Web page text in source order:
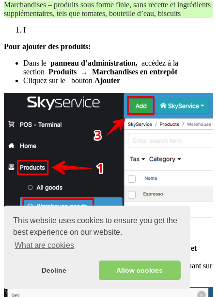
This website uses cookies to ensure you get the
best experience on our website.
What are cookies
Decline Allow cookies
Marchandises – produits sous forme finie, sans recette et ingrédients
supplémentaires, tels que tomates, bouteille d’eau, biscuits
I
Pour ajouter des produits:
Dans le panneau d’administration, accédez à la
section Produits → Marchandises en entrepôt
Cliquez sur le bouton Ajouter
Entrez lenom du
catégorie et
Si nécessaire, sélectionnez l’icône du produit – en cliquant sur
Télécharger une photo